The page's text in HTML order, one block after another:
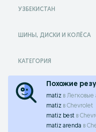
УЗБЕКИСТАН
ШИНЫ, ДИСКИ И КОЛЁСА
КАТЕГОРИЯ
Похожие
matiz в Легковые
matiz в Chevrolet
matiz best в
matiz arenda в